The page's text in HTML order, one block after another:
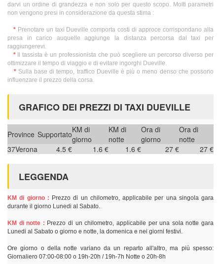
darvi un ordine di grandezza e non solo per questo scopo. Molti parametri
non vengono presi in considerazione da questa stima :
*Prenotare un taxi Dueville comporta costi di approce corrispondano alla
presa in carico auquelle aggiunge la distanza percorsa dal taxi per
raggiungerevi.
*Il tassista è un professionista che può scegliere un percorso diverso per
ottimizzare il tempo di viaggio e di evitare ingorghi Dueville.
*Sulla base di tempo, traffico Dueville è più o meno denso che possono
influenzare il prezzo della corsa.
GRAFICO DEI PREZZI DI TAXI DUEVILLE
Province SupportatoKM di
giorno
KM di
notte
Ora di
giorno
Ora di
notte
37Verona 4.5 € 1.6 € 1.6 € 27 € 27 €
LEGGENDA
KM di giorno : Prezzo di un chilometro, applicabile per una singola gara
durante il giorno Lunedi al Sabato.
KM di notte : Prezzo di un chilometro, applicabile per una sola notte gara
Lunedi al Sabato o giorno e notte, la domenica e nei giorni festivi.
Ore giorno o della notte variano da un reparto all'altro, ma più spesso:
Giornaliero 07:00-08:00 o 19h-20h / 19h-7h Notte o 20h-8h